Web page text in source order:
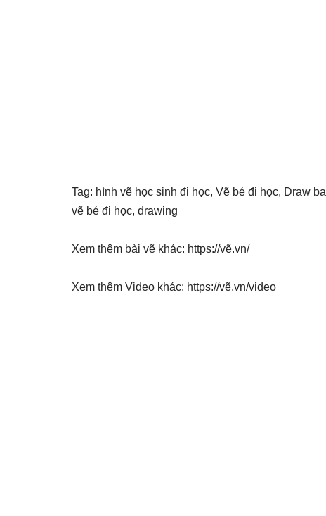
Tag: hình vẽ học sinh đi học, Vẽ bé đi học, Draw
vẽ bé đi học, drawing
Xem thêm bài vẽ khác: https://vẽ.vn/
Xem thêm Video khác: https://vẽ.vn/video